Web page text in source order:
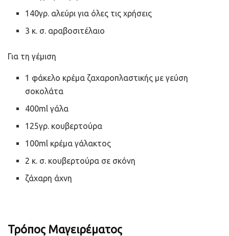
140γρ. αλεύρι για όλες τις χρήσεις
3 κ. σ. αραβοσιτέλαιο
Για τη γέμιση
1 φάκελο κρέμα ζαχαροπλαστικής με γεύση
σοκολάτα
400ml γάλα
125γρ. κουβερτούρα
100ml κρέμα γάλακτος
2 κ. σ. κουβερτούρα σε σκόνη
ζάχαρη άχνη
Τρόπος Μαγειρέματος